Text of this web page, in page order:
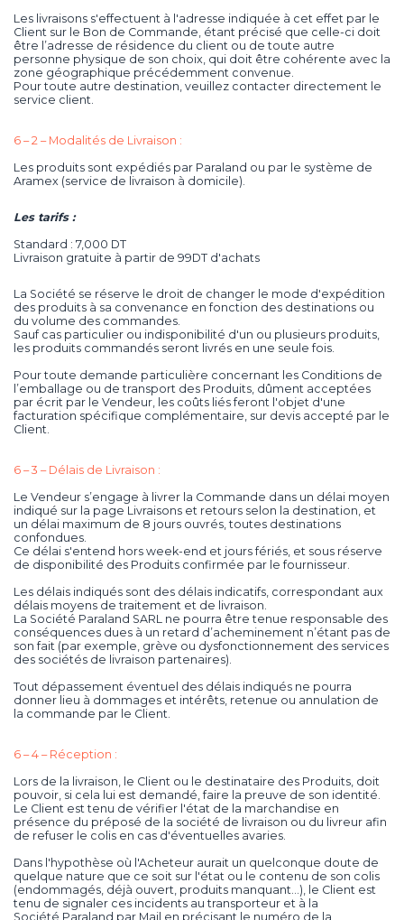
Les livraisons s'effectuent à l'adresse indiquée à cet effet par le
Client sur le Bon de Commande, étant précisé que celle-ci doit
être l’adresse de résidence du client ou de toute autre
personne physique de son choix, qui doit être cohérente avec la
zone géographique précédemment convenue.
Pour toute autre destination, veuillez contacter directement le
service client.
6 – 2 – Modalités de Livraison :
Les produits sont expédiés par Paraland ou par le système de
Aramex (service de livraison à domicile).
Les tarifs :
Standard : 7,000 DT
Livraison gratuite à partir de 99DT d'achats
La Société se réserve le droit de changer le mode d'expédition
des produits à sa convenance en fonction des destinations ou
du volume des commandes.
Sauf cas particulier ou indisponibilité d'un ou plusieurs produits,
les produits commandés seront livrés en une seule fois.
Pour toute demande particulière concernant les Conditions de
l’emballage ou de transport des Produits, dûment acceptées
par écrit par le Vendeur, les coûts liés feront l'objet d'une
facturation spécifique complémentaire, sur devis accepté par le
Client.
6 – 3 – Délais de Livraison :
Le Vendeur s’engage à livrer la Commande dans un délai moyen
indiqué sur la page Livraisons et retours selon la destination, et
un délai maximum de 8 jours ouvrés, toutes destinations
confondues.
Ce délai s'entend hors week-end et jours fériés, et sous réserve
de disponibilité des Produits confirmée par le fournisseur.
Les délais indiqués sont des délais indicatifs, correspondant aux
délais moyens de traitement et de livraison.
La Société Paraland SARL ne pourra être tenue responsable des
conséquences dues à un retard d’acheminement n’étant pas de
son fait (par exemple, grève ou dysfonctionnement des services
des sociétés de livraison partenaires).
Tout dépassement éventuel des délais indiqués ne pourra
donner lieu à dommages et intérêts, retenue ou annulation de
la commande par le Client.
6 – 4 – Réception :
Lors de la livraison, le Client ou le destinataire des Produits, doit
pouvoir, si cela lui est demandé, faire la preuve de son identité.
Le Client est tenu de vérifier l'état de la marchandise en
présence du préposé de la société de livraison ou du livreur afin
de refuser le colis en cas d'éventuelles avaries.
Dans l'hypothèse où l'Acheteur aurait un quelconque doute de
quelque nature que ce soit sur l'état ou le contenu de son colis
(endommagés, déjà ouvert, produits manquant…), le Client est
tenu de signaler ces incidents au transporteur et à la
Société Paraland par Mail en précisant le numéro de la